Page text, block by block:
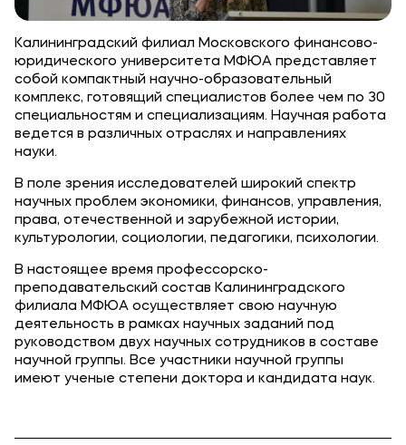
Приемная комиссия
+7 (495) 221-10-01
+7 (800) 200-80-66
Полезное
Об образовательной организации
Банковские реквизиты
Мы в соцсетях
Калининградский филиал Московского финансово-
юридического университета МФЮА представляет
собой компактный научно-образовательный
комплекс, готовящий специалистов более чем по 30
специальностям и специализациям. Научная работа
ведется в различных отраслях и направлениях
науки.
В поле зрения исследователей широкий спектр
научных проблем экономики, финансов, управления,
права, отечественной и зарубежной истории,
культурологии, социологии, педагогики, психологии.
В настоящее время профессорско-
преподавательский состав Калининградского
филиала МФЮА осуществляет свою научную
деятельность в рамках научных заданий под
руководством двух научных сотрудников в составе
научной группы. Все участники научной группы
имеют ученые степени доктора и кандидата наук.